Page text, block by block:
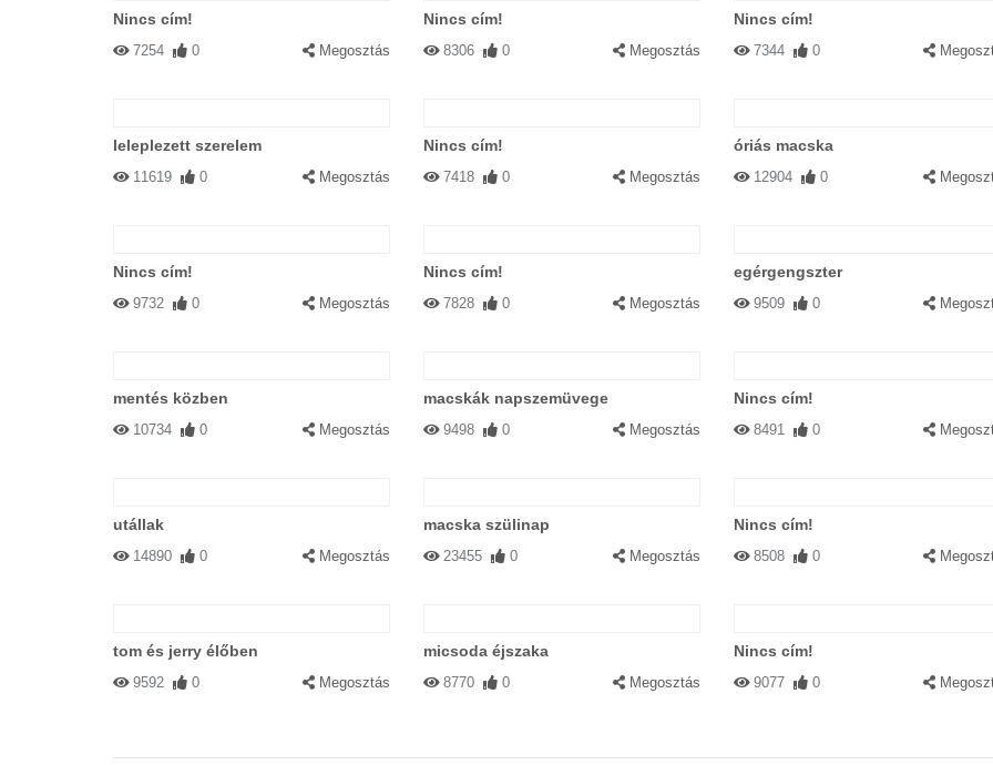
Nincs cím!
7254 0 Megosztás
Nincs cím!
8306 0 Megosztás
Nincs cím!
7344 0
leleplezett szerelem
11619 0 Megosztás
Nincs cím!
7418 0 Megosztás
óriás macska
12904 0
Nincs cím!
9732 0 Megosztás
Nincs cím!
7828 0 Megosztás
egérgengszter
9509 0
mentés közben
10734 0 Megosztás
macskák napszemüvege
9498 0 Megosztás
Nincs cím!
8491 0
utállak
14890 0 Megosztás
macska szülinap
23455 0 Megosztás
Nincs cím!
8508 0
tom és jerry élőben
9592 0 Megosztás
micsoda éjszaka
8770 0 Megosztás
Nincs cím!
9077 0